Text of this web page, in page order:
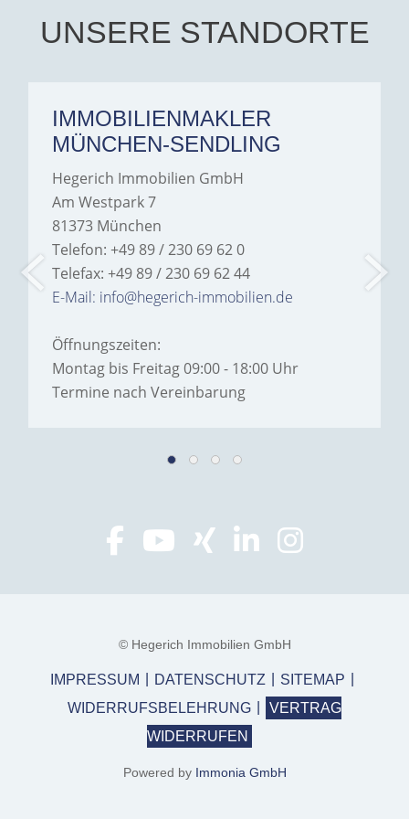
UNSERE STANDORTE
IMMOBILIENMAKLER
MÜNCHEN-SENDLING
Hegerich Immobilien GmbH
Am Westpark 7
81373 München
Telefon: +49 89 / 230 69 62 0
Telefax: +49 89 / 230 69 62 44
E-Mail: info@hegerich-immobilien.de
Öffnungszeiten:
Montag bis Freitag 09:00 - 18:00 Uhr
Termine nach Vereinbarung
© Hegerich Immobilien GmbH
IMPRESSUM DATENSCHUTZ
SITEMAP
WIDERRUFSBELEHRUNG
VERTRAG
WIDERRUFEN
Powered by Immonia GmbH